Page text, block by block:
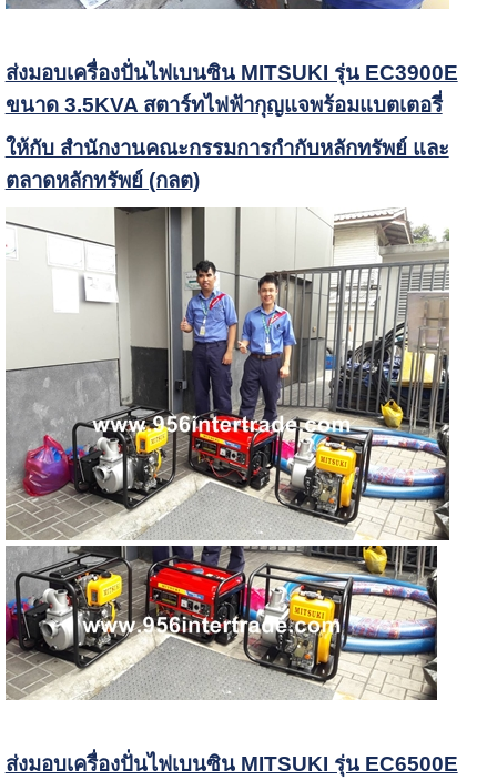
ส่งมอบเครื่องปั่นไฟเบนซิน MITSUKI รุ่น EC3900E
ขนาด 3.5KVA สตาร์ทไฟฟ้ากุญแจพร้อมแบตเตอรี่
ให้กับ สำนักงานคณะกรรมการกำกับหลักทรัพย์ และ
ตลาดหลักทรัพย์ (กลต)
ส่งมอบเครื่องปั่นไฟเบนซิน MITSUKI รุ่น EC6500E